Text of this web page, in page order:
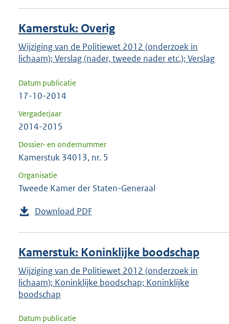
Kamerstuk: Overig
Wijziging van de Politiewet 2012 (onderzoek in
lichaam); Verslag (nader, tweede nader etc.); Verslag
Datum publicatie
17-10-2014
Vergaderjaar
2014-2015
Dossier- en ondernummer
Kamerstuk 34013, nr. 5
Organisatie
Tweede Kamer der Staten-Generaal
Download PDF
Kamerstuk: Koninklijke boodschap
Wijziging van de Politiewet 2012 (onderzoek in
lichaam); Koninklijke boodschap; Koninklijke
boodschap
Datum publicatie